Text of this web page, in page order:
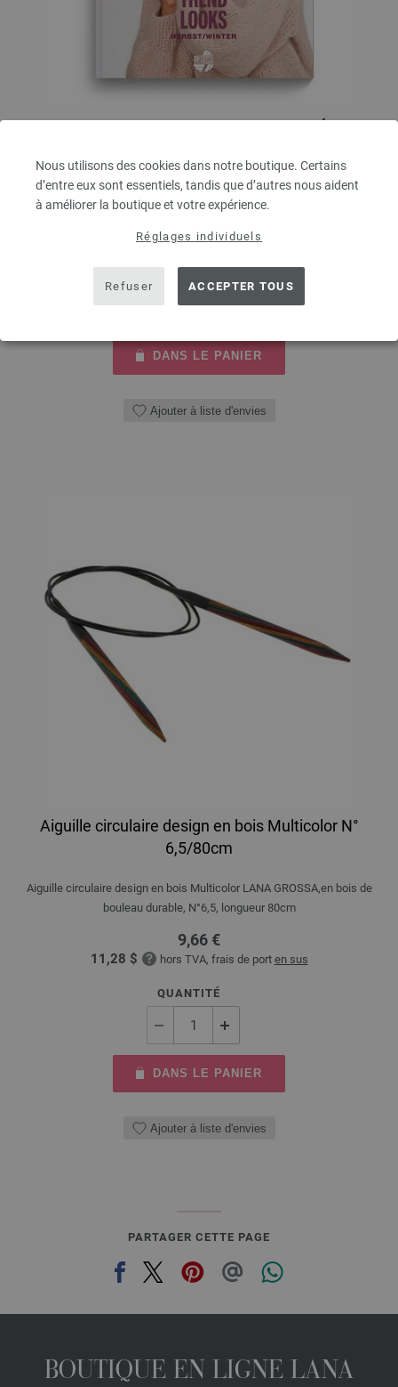
Nous utilisons des cookies dans notre boutique. Certains
d’entre eux sont essentiels, tandis que d’autres nous aident
à améliorer la boutique et votre expérience.
Réglages individuels
Refuser ACCEPTER TOUS
Édition allemande
9,82 $ hors TVA, frais de port
DANS LE PANIER
Ajouter à liste d'envies
Aiguille circulaire design en bois Multicolor N°
6,5/80cm
Aiguille circulaire design en bois Multicolor LANA GROSSA,en bois de
bouleau durable, N°6,5, longueur 80cm
9,66 €
11,28 $ hors TVA, frais de port en sus
QUANTITÉ
DANS LE PANIER
Ajouter à liste d'envies
PARTAGER CETTE PAGE
BOUTIQUE EN LIGNE LANA